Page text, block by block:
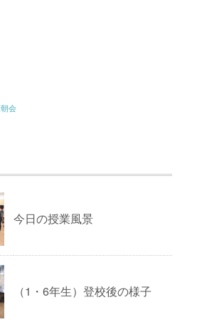
会
今日の授業風景
（1・6年生）登校後の様子